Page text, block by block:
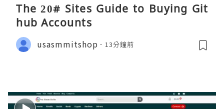
The 20# Sites Guide to Buying Git
hub Accounts
usasmmitshop 13分鐘前